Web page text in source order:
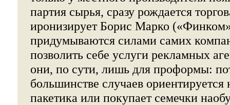
партия сырья, сразу рождается
иронизирует Борис Марко
придумываются силами самих
позволить себе услуги рекламных
они, по сути, лишь для проформы:
большинстве случаев
пакетика или покупает семечки